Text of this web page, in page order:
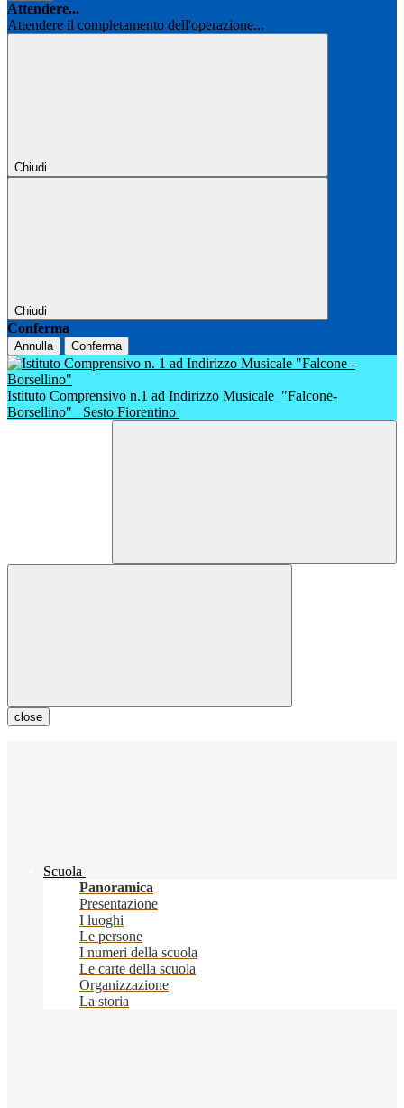
Attendere...
Attendere il completamento dell'operazione...
Chiudi
Chiudi
Conferma
Annulla Conferma
Istituto Comprensivo n.1 ad Indirizzo Musicale "Falcone-
Borsellino"
Sesto Fiorentino
close
Scuola
Panoramica
Presentazione
I luoghi
Le persone
I numeri della scuola
Le carte della scuola
Organizzazione
La storia